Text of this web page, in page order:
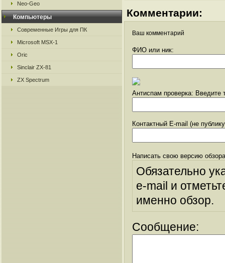
Neo-Geo
Компьютеры
Современные Игры для ПК
Microsoft MSX-1
Oric
Sinclair ZX-81
ZX Spectrum
Комментарии:
Ваш комментарий
ФИО или ник:
Антиспам проверка: Введите
Контактный E-mail (не
Написать свою версию
Обязательно
e-mail и
именно обзор.
Сообщение: